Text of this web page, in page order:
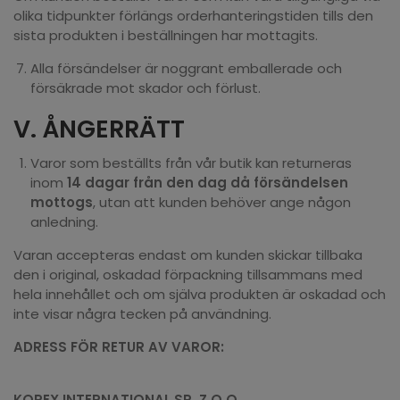
olika tidpunkter förlängs orderhanteringstiden tills den
sista produkten i beställningen har mottagits.
Alla försändelser är noggrant emballerade och
försäkrade mot skador och förlust.
V. ÅNGERRÄTT
Varor som beställts från vår butik kan returneras
inom 14 dagar från den dag då försändelsen
mottogs, utan att kunden behöver ange någon
anledning.
Varan accepteras endast om kunden skickar tillbaka
den i original, oskadad förpackning tillsammans med
hela innehållet och om själva produkten är oskadad och
inte visar några tecken på användning.
ADRESS FÖR RETUR AV VAROR: